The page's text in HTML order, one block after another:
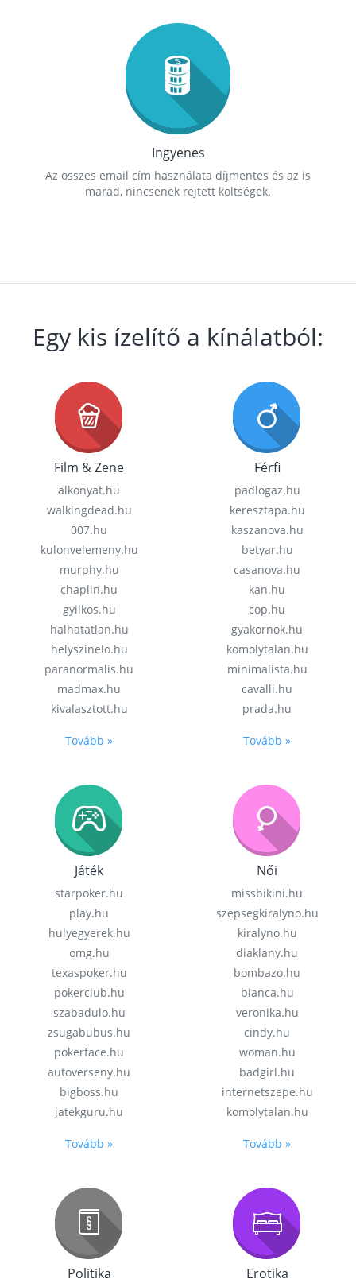
Ingyenes
Az összes email cím használata díjmentes és az is
marad, nincsenek rejtett költségek.
Egy kis ízelítő a kínálatból:
Film & Zene
alkonyat.hu
walkingdead.hu
007.hu
kulonvelemeny.hu
murphy.hu
chaplin.hu
gyilkos.hu
halhatatlan.hu
helyszinelo.hu
paranormalis.hu
madmax.hu
kivalasztott.hu
Tovább »
Férfi
padlogaz.hu
keresztapa.hu
kaszanova.hu
betyar.hu
casanova.hu
kan.hu
cop.hu
gyakornok.hu
komolytalan.hu
minimalista.hu
cavalli.hu
prada.hu
Tovább »
Játék
starpoker.hu
play.hu
hulyegyerek.hu
omg.hu
texaspoker.hu
pokerclub.hu
szabadulo.hu
zsugabubus.hu
pokerface.hu
autoverseny.hu
bigboss.hu
jatekguru.hu
Tovább »
Női
missbikini.hu
szepsegkiralyno.hu
kiralyno.hu
diaklany.hu
bombazo.hu
bianca.hu
veronika.hu
cindy.hu
woman.hu
badgirl.hu
internetszepe.hu
komolytalan.hu
Tovább »
Politika Erotika